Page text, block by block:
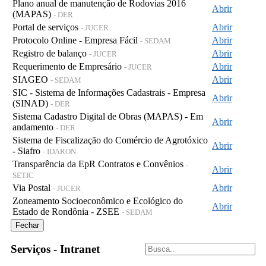
Plano anual de manutenção de Rodovias 2016
(MAPAS) - DER
Abrir
Portal de serviços - JUCER
Abrir
Protocolo Online - Empresa Fácil - SEDAM
Abrir
Registro de balanço - JUCER
Abrir
Requerimento de Empresário - JUCER
Abrir
SIAGEO - SEDAM
Abrir
SIC - Sistema de Informações Cadastrais - Empresa
(SINAD) - DER
Abrir
Sistema Cadastro Digital de Obras (MAPAS) - Em
andamento - DER
Abrir
Sistema de Fiscalização do Comércio de Agrotóxico
- Siafro - IDARON
Abrir
Transparência da EpR Contratos e Convênios -
SETIC
Abrir
Via Postal - JUCER
Abrir
Zoneamento Socioeconômico e Ecológico do
Estado de Rondônia - ZSEE - SEDAM
Abrir
Fechar
Serviços - Intranet